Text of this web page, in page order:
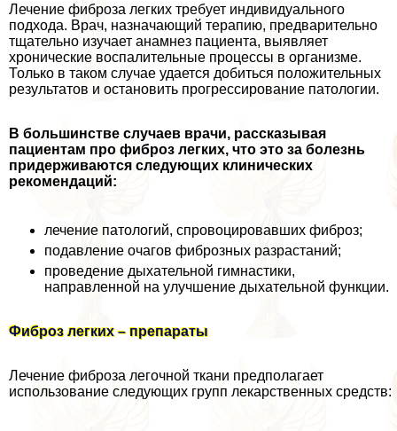
Лечение фиброза легких требует индивидуального
подхода. Врач, назначающий терапию, предварительно
тщательно изучает анамнез пациента, выявляет
хронические воспалительные процессы в организме.
Только в таком случае удается добиться положительных
результатов и остановить прогрессирование патологии.
В большинстве случаев врачи, рассказывая
пациентам про фиброз легких, что это за болезнь
придерживаются следующих клинических
рекомендаций:
лечение патологий, спровоцировавших фиброз;
подавление очагов фиброзных разрастаний;
проведение дыхательной гимнастики,
направленной на улучшение дыхательной функции.
Фиброз легких – препараты
Лечение фиброза легочной ткани предполагает
использование следующих групп лекарственных средств: